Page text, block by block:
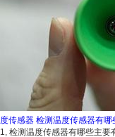
度传感器 检测温度传感器有哪
1, 检测温度传感器有哪些主